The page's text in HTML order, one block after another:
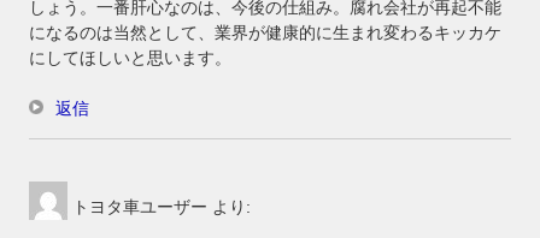
しょう。一番肝心なのは、今後の仕組み。腐れ会社が再起不能
になるのは当然として、業界が健康的に生まれ変わるキッカケ
にしてほしいと思います。
返信
トヨタ車ユーザー より: